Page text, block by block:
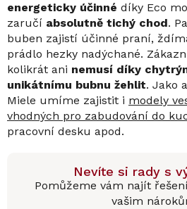
energeticky účinné díky Eco
zaručí absolutně tichý chod.
buben zajistí účinné praní,
prádlo hezky nadýchané.
kolikrát ani nemusí díky
unikátnímu bubnu žehlit. Jako
Miele umíme zajistit i modely
vhodných pro zabudování do
pracovní desku apod.
Nevíte si rady s
Pomůžeme vám najít
vašim